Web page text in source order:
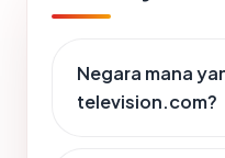
Negara mana
television.com?